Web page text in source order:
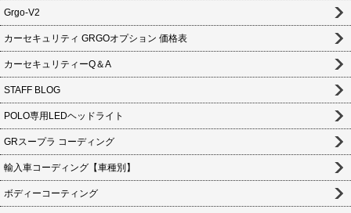
Grgo-V2
カーセキュリティ GRGOオプション 価格表
カーセキュリティーQ＆A
STAFF BLOG
POLO専用LEDヘッドライト
GRスープラ コーディング
輸入車コーディング【車種別】
ボディーコーティング